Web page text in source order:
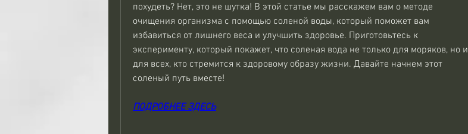
похудеть? Нет, это не шутка! В этой статье мы расскажем вам о методе
очищения организма с помощью соленой воды, который поможет вам
избавиться от лишнего веса и улучшить здоровье. Приготовьтесь к
эксперименту, который покажет, что соленая вода не только для моряков, но и
для всех, кто стремится к здоровому образу жизни. Давайте начнем этот
соленый путь вместе!
ПОДРОБНЕЕ ЗДЕСЬ